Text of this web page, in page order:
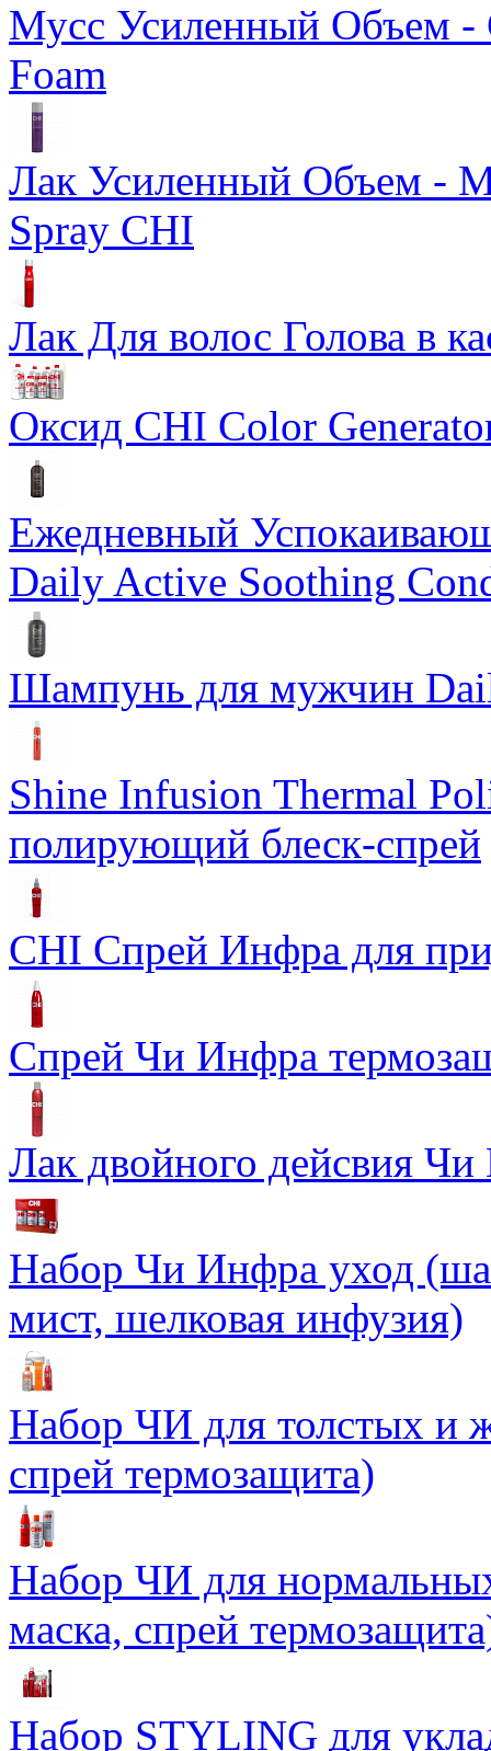
Мусс Усиленный Объем -
Foam
Лак Усиленный Объем -
Spray CHI
Лак Для волос Голова в
Оксид CHI Color
Ежедневный
Daily Active Soothing
Шампунь для мужчин
Shine Infusion Thermal
полирующий блеск-спрей
CHI Спрей Инфра для
Спрей Чи Инфра
Лак двойного дейсвия
Набор Чи Инфра уход
мист, шелковая инфузия)
Набор ЧИ для толстых и
спрей термозащита)
Набор ЧИ для
маска, спрей
Набор STYLING для